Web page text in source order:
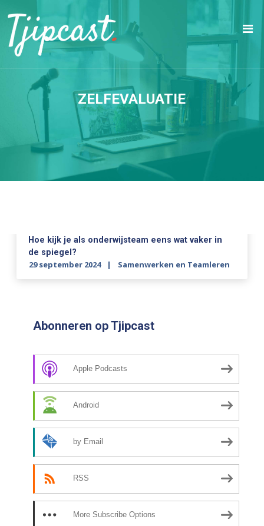
ZELFEVALUATIE
Hoe kijk je als onderwijsteam eens wat vaker in
de spiegel?
29 september 2024 Samenwerken en Teamleren
Abonneren op Tjipcast
Apple Podcasts
Android
by Email
RSS
More Subscribe Options